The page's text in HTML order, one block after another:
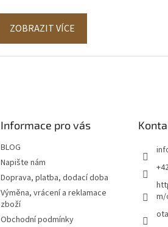
ZOBRAZIT VÍCE
Informace pro vás
BLOG
Napište nám
Doprava, platba, dodací doba
Výměna, vrácení a reklamace
zboží
Obchodní podmínky
m/